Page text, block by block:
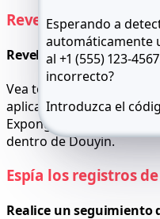
Esperando a
automáticamente
al +1 (555) 123-
incorrecto?
Introduzca el
Reenviar SMS 59:49
Revela información
Revela enlaces, bots,
Vea todos los servicios
aplicaciones verificadas
Exponga lo que el
dentro de Douyin.
Espía los registros
Realice un seguimiento